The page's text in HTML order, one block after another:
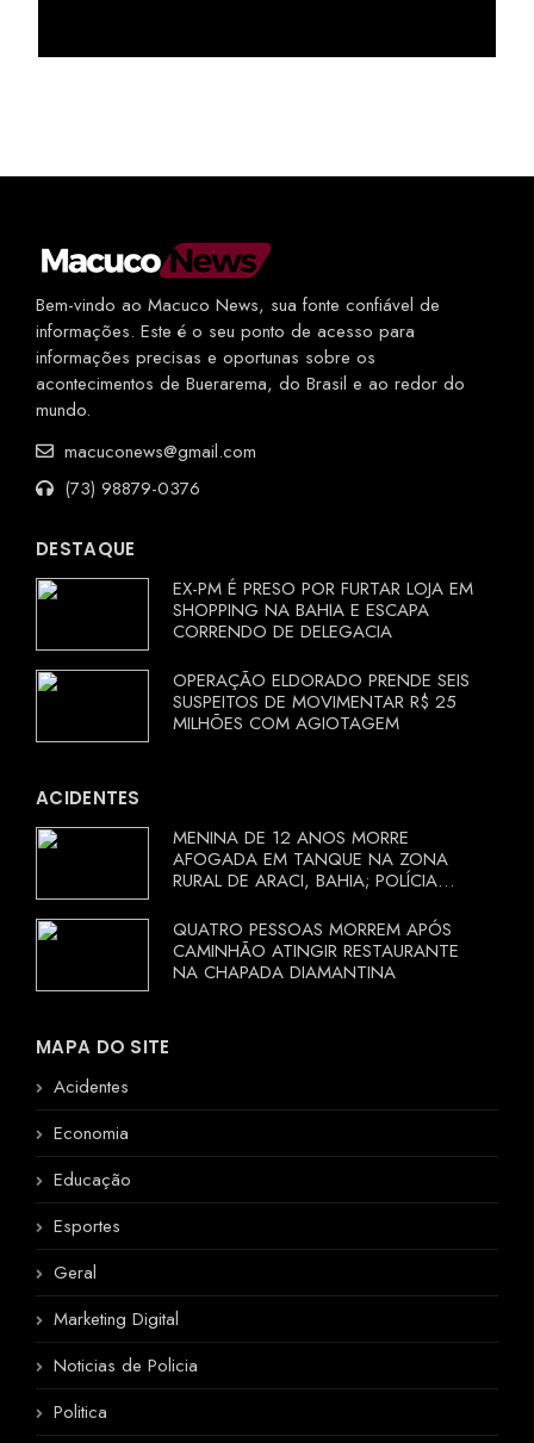
Bem-vindo ao Macuco News, sua fonte confiável de
informações. Este é o seu ponto de acesso para
informações precisas e oportunas sobre os
acontecimentos de Buerarema, do Brasil e ao redor do
mundo.
macuconews@gmail.com
(73) 98879-0376
DESTAQUE
EX-PM É PRESO POR FURTAR LOJA EM
SHOPPING NA BAHIA E ESCAPA
CORRENDO DE DELEGACIA
OPERAÇÃO ELDORADO PRENDE SEIS
SUSPEITOS DE MOVIMENTAR R$ 25
MILHÕES COM AGIOTAGEM
ACIDENTES
MENINA DE 12 ANOS MORRE
AFOGADA EM TANQUE NA ZONA
RURAL DE ARACI, BAHIA; POLÍCIA
QUATRO PESSOAS MORREM APÓS
CAMINHÃO ATINGIR RESTAURANTE
NA CHAPADA DIAMANTINA
MAPA DO SITE
Acidentes
Economia
Educação
Esportes
Geral
Marketing Digital
Noticias de Policia
Politica